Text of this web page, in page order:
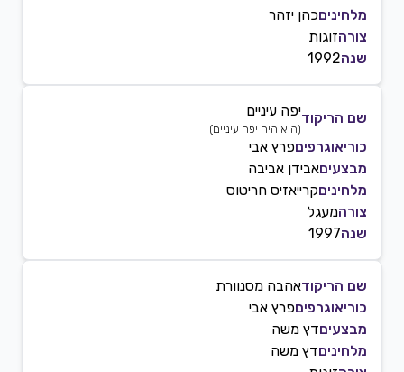
מלחיניםכהן יזהר
צורהזוגות
שנה1992
שם הריקודיפה עיניים
(הוא היה יפה עיניים)
כוריאוגרפיםפרץ אבי
מבצעיםאבידן אביבה
מלחיניםקרייאזיס חריטוס
צורהמעגל
שנה1997
שם הריקודאהבה מסנוורת
כוריאוגרפיםפרץ אבי
מבצעיםדץ משה
מלחיניםדץ משה